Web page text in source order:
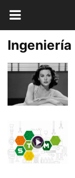
Ingeniería